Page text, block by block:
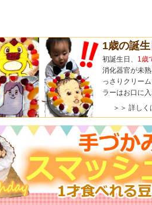
1歳の誕
初誕生日、 1歳
消化器官が未
っさりクリー
ラーはお口に
＞＞ 詳しく